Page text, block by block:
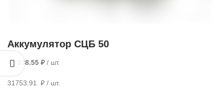
Аккумулятор СЦБ 50
42 338.55 ₽ / шт.
31753.91 ₽ / шт.